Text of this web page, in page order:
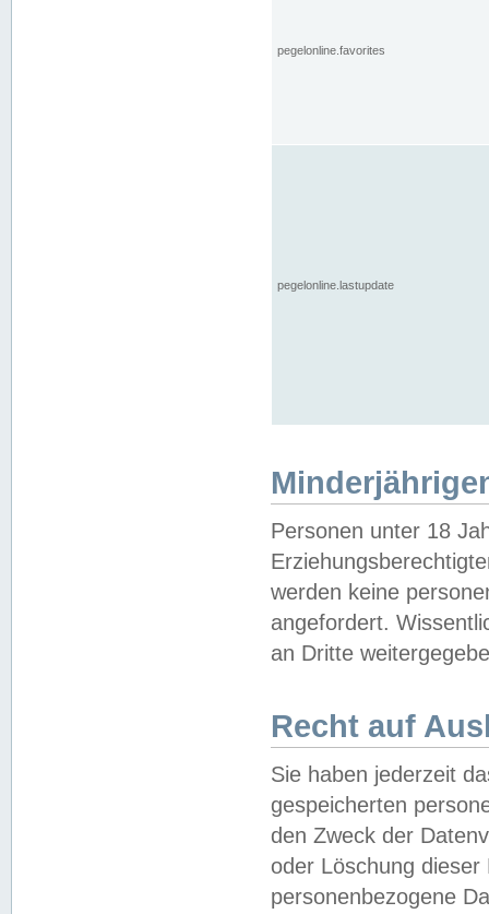
pegelonline.favorites
pegelonline.lastupdate
Personen unter 18
werden keine
angefordert.
an Dritte
Recht auf
Sie haben jederzeit
gespeicherten
den Zweck der
oder Löschung
personenbezogene